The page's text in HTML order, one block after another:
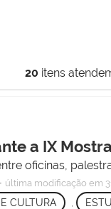
20 itens
a IX
oficinas,
última modificação em
CULTURA